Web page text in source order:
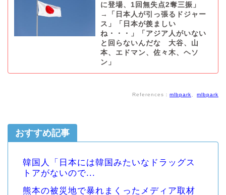
に登場、1回無失点2奪三振」
→「日本人が引っ張るドジャー
ス」「日本が羨ましい
ね・・・」「アジア人がいない
と回らないんだな 大谷、山
本、エドマン、佐々木、ヘソ
ン」
References： mlbpark、 mlbpark
おすすめ記事
韓国人「日本には韓国みたいなドラッグス
トアがないので...
熊本の被災地で暴れまくったメディア取材